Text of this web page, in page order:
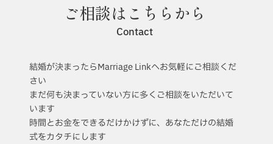
バンクーバー視察レポート2024
ご相談はこちらから
Contact
結婚が決まったらMarriage Linkへお気軽にご相談くだ
さい
まだ何も決まっていない方に多くご相談をいただいて
います
時間とお金をできるだけかけずに、あなただけの結婚
式をカタチにします